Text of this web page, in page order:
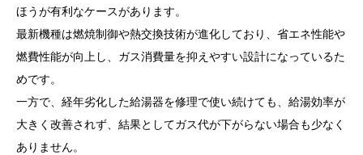
ほうが有利なケースがあります。
最新機種は燃焼制御や熱交換技術が進化しており、省エネ性能や
燃費性能が向上し、ガス消費量を抑えやすい設計になっているた
めです。
一方で、経年劣化した給湯器を修理で使い続けても、給湯効率が
大きく改善されず、結果としてガス代が下がらない場合も少なく
ありません。